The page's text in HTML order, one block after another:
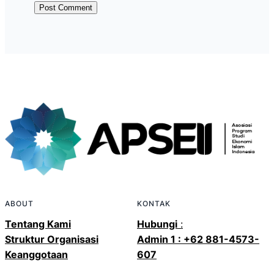
ABOUT
Tentang Kami
Struktur Organisasi
Keanggotaan
KONTAK
Hubungi :
Admin 1 : +62 881-4573-
607